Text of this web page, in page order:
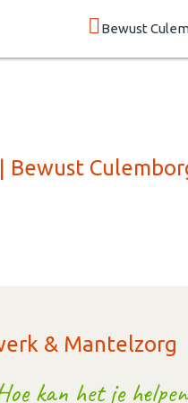
Bewust
& Mantelzorg
kan het je